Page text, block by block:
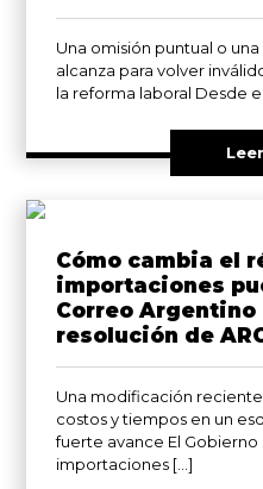
Una omisión puntual o
alcanza para volver
la reforma laboral Desde
Cómo cambia el
importaciones
Correo Argentino
resolución de
Una modificación
costos y tiempos en un
fuerte avance El
importaciones […]